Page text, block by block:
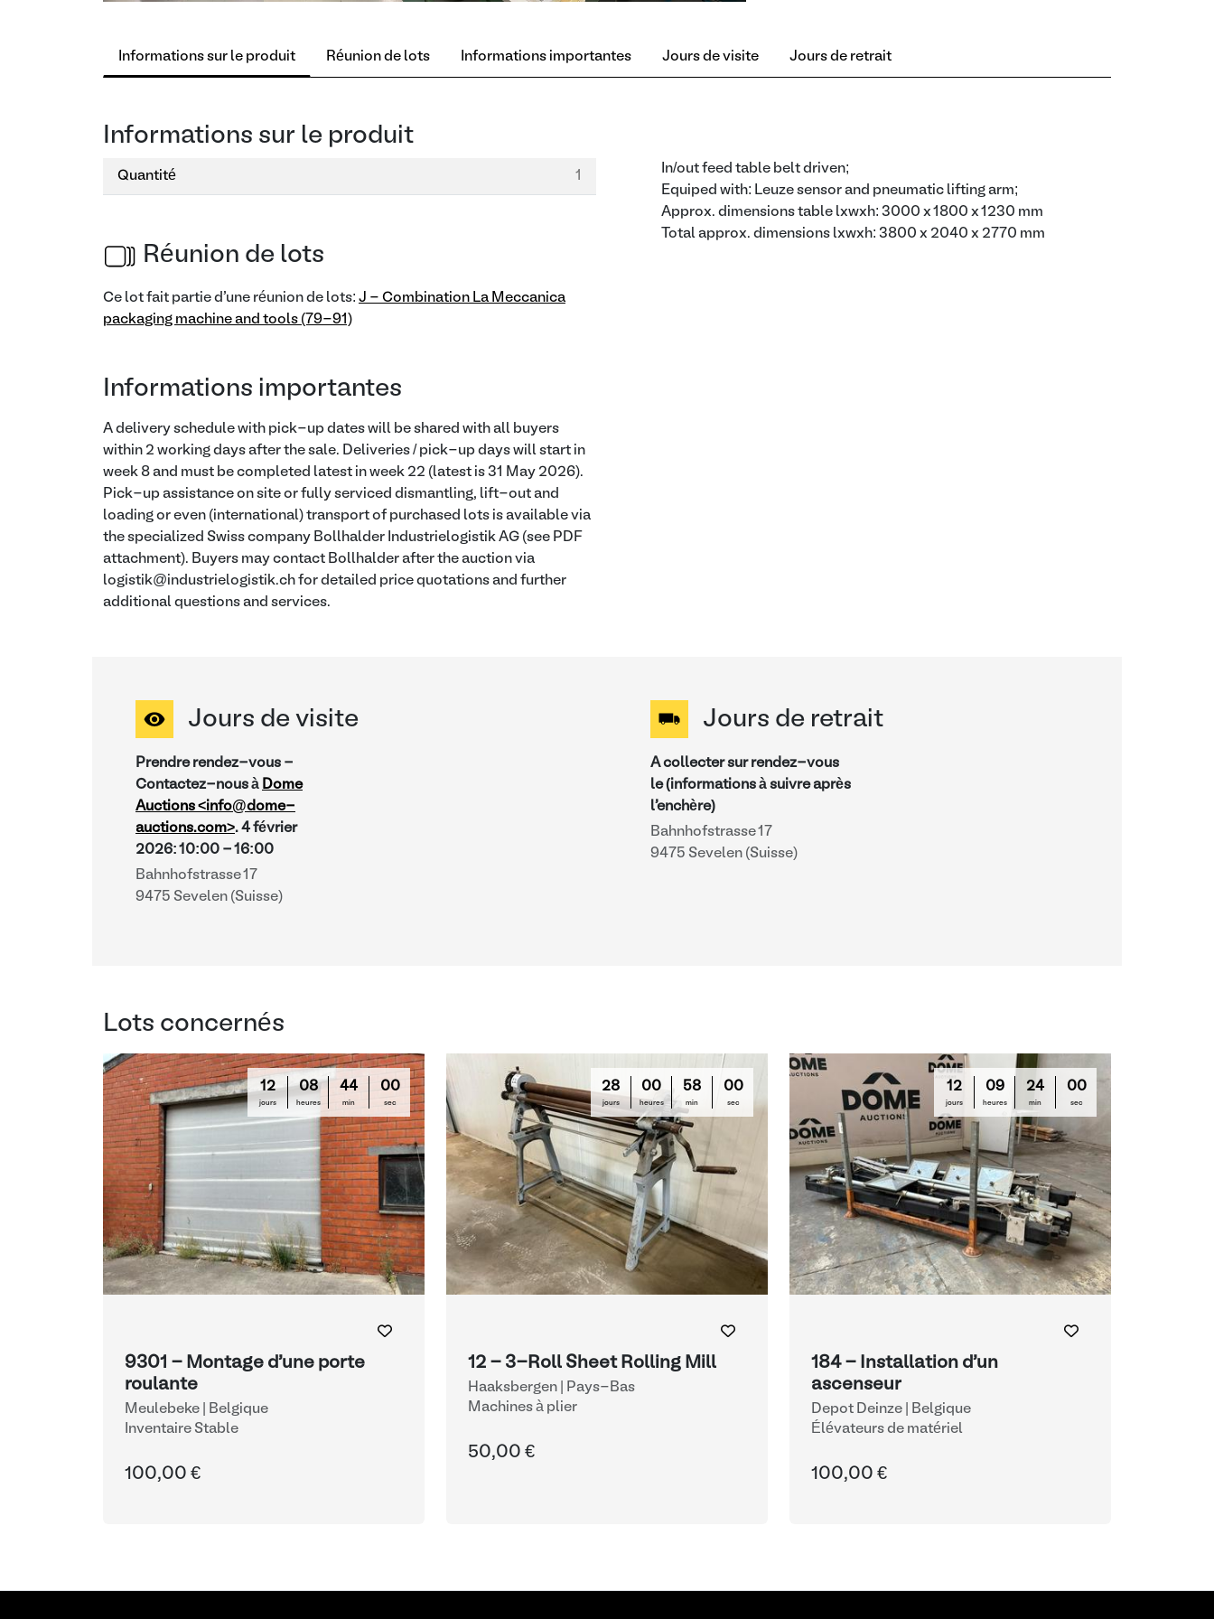
Informations sur le produit Réunion de lots Informations importantes Jours de visite Jours de retrait
Informations sur le produit
Quantité 1
Réunion de lots
Ce lot fait partie d'une réunion de lots: J - Combination La Meccanica
packaging machine and tools (79-91)
Informations importantes
A delivery schedule with pick-up dates will be shared with all buyers
within 2 working days after the sale. Deliveries / pick-up days will start in
week 8 and must be completed latest in week 22 (latest is 31 May 2026).
Pick-up assistance on site or fully serviced dismantling, lift-out and
loading or even (international) transport of purchased lots is available via
the specialized Swiss company Bollhalder Industrielogistik AG (see PDF
attachment). Buyers may contact Bollhalder after the auction via
logistik@industrielogistik.ch for detailed price quotations and further
additional questions and services.
In/out feed table belt driven;
Equiped with: Leuze sensor and pneumatic lifting arm;
Approx. dimensions table lxwxh: 3000 x 1800 x 1230 mm
Total approx. dimensions lxwxh: 3800 x 2040 x 2770 mm
Jours de visite
Prendre rendez-vous -
Contactez-nous à Dome
Auctions <info@dome-
auctions.com>. 4 février
2026: 10:00 - 16:00
Bahnhofstrasse 17
9475 Sevelen (Suisse)
Jours de retrait
A collecter sur rendez-vous
le (informations à suivre après
l'enchère)
Bahnhofstrasse 17
9475 Sevelen (Suisse)
Lots concernés
12
jours
08
heures
43
min
59
sec
9301 - Montage d'une porte
roulante
Meulebeke | Belgique
Inventaire Stable
100,00 €
28
jours
00
heures
57
min
59
sec
12 - 3-Roll Sheet Rolling Mill
Haaksbergen | Pays-Bas
Machines à plier
50,00 €
12
jours
09
heures
23
min
59
sec
184 - Installation d'un
ascenseur
Depot Deinze | Belgique
Élévateurs de matériel
100,00 €